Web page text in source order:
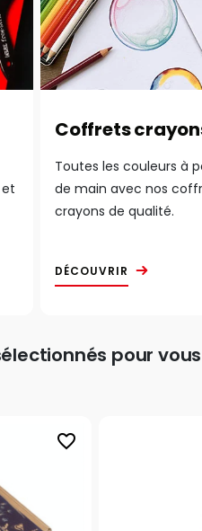
Coffrets
Toutes les couleurs à
de main avec nos
crayons de qualité.
DÉCOUVRIR
pour vous
favorite_border